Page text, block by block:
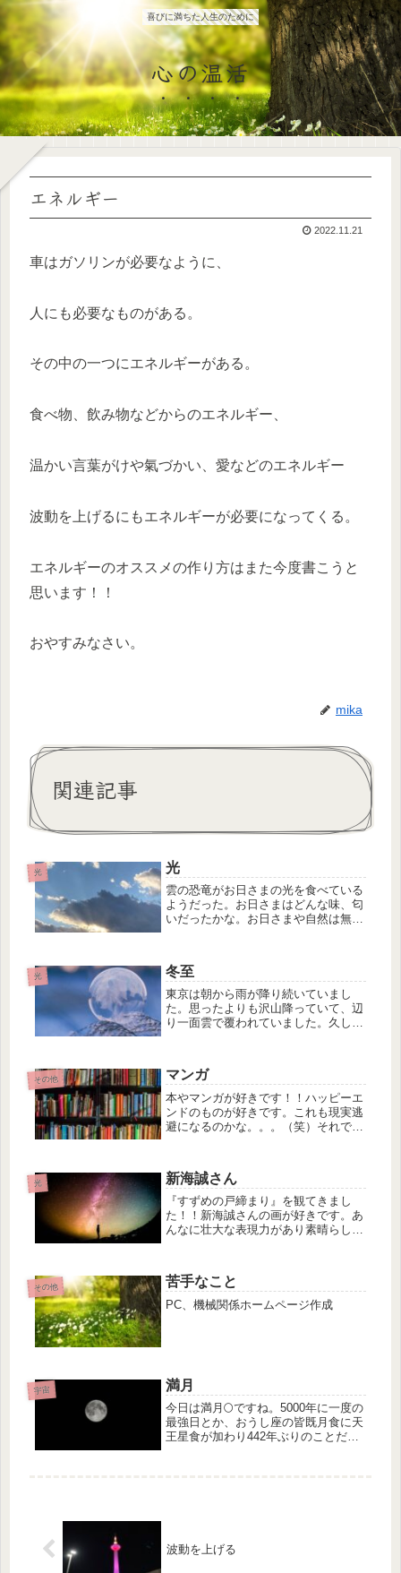
喜びに満ちた人生のために
心の温活
エネルギー
2022.11.21
車はガソリンが必要なように、
人にも必要なものがある。
その中の一つにエネルギーがある。
食べ物、飲み物などからのエネルギー、
温かい言葉がけや氣づかい、愛などのエネルギー
波動を上げるにもエネルギーが必要になってくる。
エネルギーのオススメの作り方はまた今度書こうと
思います！！
おやすみなさい。
mika
関連記事
光 光
雲の恐竜がお日さまの光を食べている
ようだった。お日さまはどんな味、匂
いだったかな。お日さまや自然は無限
の違いがあるのだろうか、ないのだろ
うか、、、人が無限の愛を表現できる
よ...
光 冬至
東京は朝から雨が降り続いていまし
た。思ったよりも沢山降っていて、辺
り一面雲で覆われていました。久しぶ
ーも関係あるのでしょうか。全てのも
のを浄化してくれているような、不思
議な...
その他 マンガ
本やマンガが好きです！！ハッピーエ
ンドのものが好きです。これも現実逃
避になるのかな。。。（笑）それでも
す。そんな人たちがいてくれるおかげ
で、楽しみも増えますね。作者や漫画
家さ...
光 新海誠さん
『すずめの戸締まり』を観てきまし
た！！新海誠さんの画が好きです。あ
んなに壮大な表現力があり素晴らしい
現しているのでしょうか。それぞれの
人が素晴らしものを持っているので、
その...
その他 苦手なこと
PC、機械関係ホームページ作成
宇宙 満月
今日は満月🌕ですね。5000年に一度の
最強日とか、おうし座の皆既月食に天
王星食が加わり442年ぶりのことだと
波動を上げる